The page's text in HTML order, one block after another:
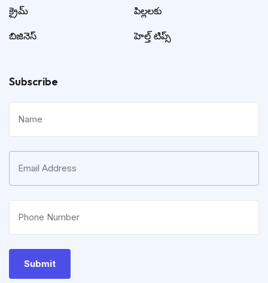
క్రైమ్
బిజినెస్
పిల్లలకు
హెల్త్ టిప్స్
Subscribe